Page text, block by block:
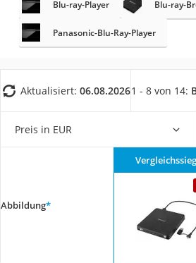
Blu-ray-Player Blu-ray-
Panasonic-Blu-Ray-Player
Aktualisiert: 06.08.20261 - 8 von 14:
Preis in EUR
Abbildung*